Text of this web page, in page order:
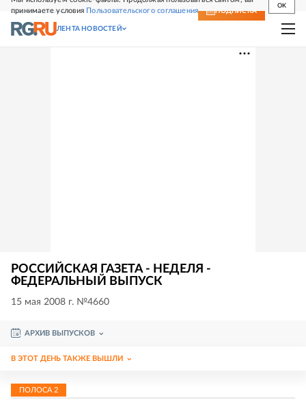
принимаете условия Пользовательского соглашения
OK
СВЕЖИЙ НОМЕР ПОДПИСКА
ЛЕНТА НОВОСТЕЙ
РОССИЙСКАЯ ГАЗЕТА - НЕДЕЛЯ -
ФЕДЕРАЛЬНЫЙ ВЫПУСК
15 мая 2008 г. №4660
АРХИВ ВЫПУСКОВ
В ЭТОТ ДЕНЬ ТАКЖЕ ВЫШЛИ
ПОЛОСА 2